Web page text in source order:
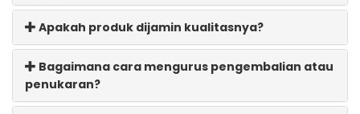
Apakah produk dijamin kualitasnya?
Bagaimana cara mengurus pengembalian atau
penukaran?